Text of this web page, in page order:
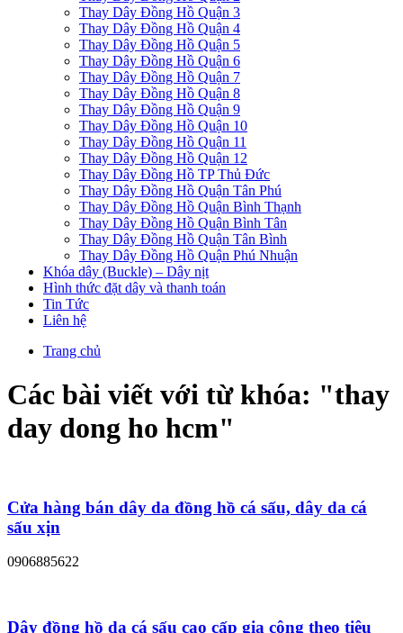
Thay Dây Đồng Hồ Quận 3
Thay Dây Đồng Hồ Quận 4
Thay Dây Đồng Hồ Quận 5
Thay Dây Đồng Hồ Quận 6
Thay Dây Đồng Hồ Quận 7
Thay Dây Đồng Hồ Quận 8
Thay Dây Đồng Hồ Quận 9
Thay Dây Đồng Hồ Quận 10
Thay Dây Đồng Hồ Quận 11
Thay Dây Đồng Hồ Quận 12
Thay Dây Đồng Hồ TP Thủ Đức
Thay Dây Đồng Hồ Quận Tân Phú
Thay Dây Đồng Hồ Quận Bình Thạnh
Thay Dây Đồng Hồ Quận Bình Tân
Thay Dây Đồng Hồ Quận Tân Bình
Thay Dây Đồng Hồ Quận Phú Nhuận
Khóa dây (Buckle) – Dây nịt
Hình thức đặt dây và thanh toán
Tin Tức
Liên hệ
Trang chủ
Các bài viết với từ khóa: "thay
day dong ho hcm"
Cửa hàng bán dây da đồng hồ cá sấu, dây da cá
sấu xịn
0906885622
Dây đồng hồ da cá sấu cao cấp gia công theo tiêu